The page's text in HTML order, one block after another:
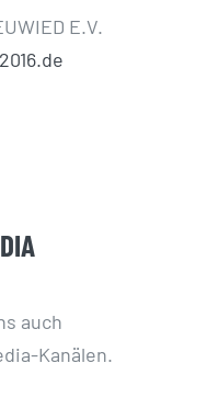
E.V.
auch
Kanälen.